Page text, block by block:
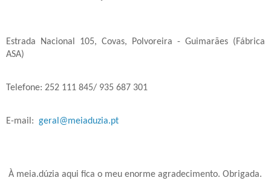
Estrada Nacional 105, Covas, Polvoreira - Guimarães (Fábrica
ASA)
Telefone: 252 111 845/ 935 687 301
E-mail: geral@meiaduzia.pt
À meia.dúzia aqui fica o meu enorme agradecimento. Obrigada.